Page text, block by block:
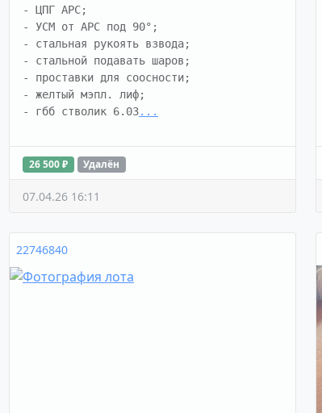
- ЦПГ АРС;
- УСМ от АРС под 90°;
- стальная рукоять взвода;
- стальной подавать шаров;
- проставки для соосности;
- желтый мэпл. лиф;
- гбб стволик 6.03...
26 500 ₽ Удалён
07.04.26 16:11
22746840